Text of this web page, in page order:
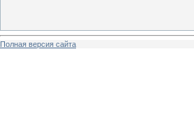
Полная версия сайта